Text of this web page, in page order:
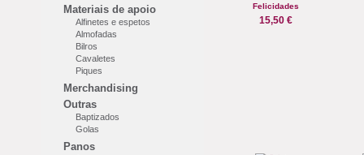
Materiais de apoio
Alfinetes e espetos
Almofadas
Bilros
Cavaletes
Piques
Merchandising
Outras
Baptizados
Golas
Panos
Felicidades
15,50 €